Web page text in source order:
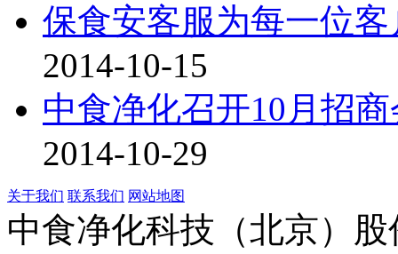
保食安客服为每一位
2014-10-15
中食净化召开10月招
2014-10-29
关于我们 联系我们 网站地图
中食净化科技（北京）